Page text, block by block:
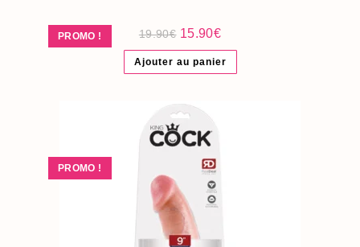
PROMO ! 19.90€ Le
initial
était :
19.90€.
15.90€Le
actuel
est :
15.90€.
Ajouter au panier
PROMO !